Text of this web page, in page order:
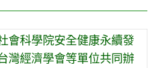
會科學院安全健康永續發
灣經濟學會等單位共同辦